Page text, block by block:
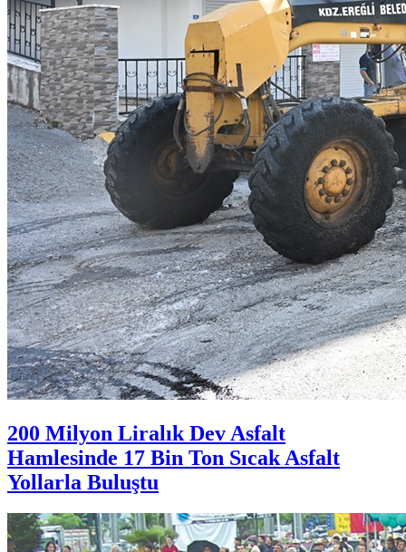
200 Milyon Liralık Dev Asfalt
Hamlesinde 17 Bin Ton Sıcak Asfalt
Yollarla Buluştu